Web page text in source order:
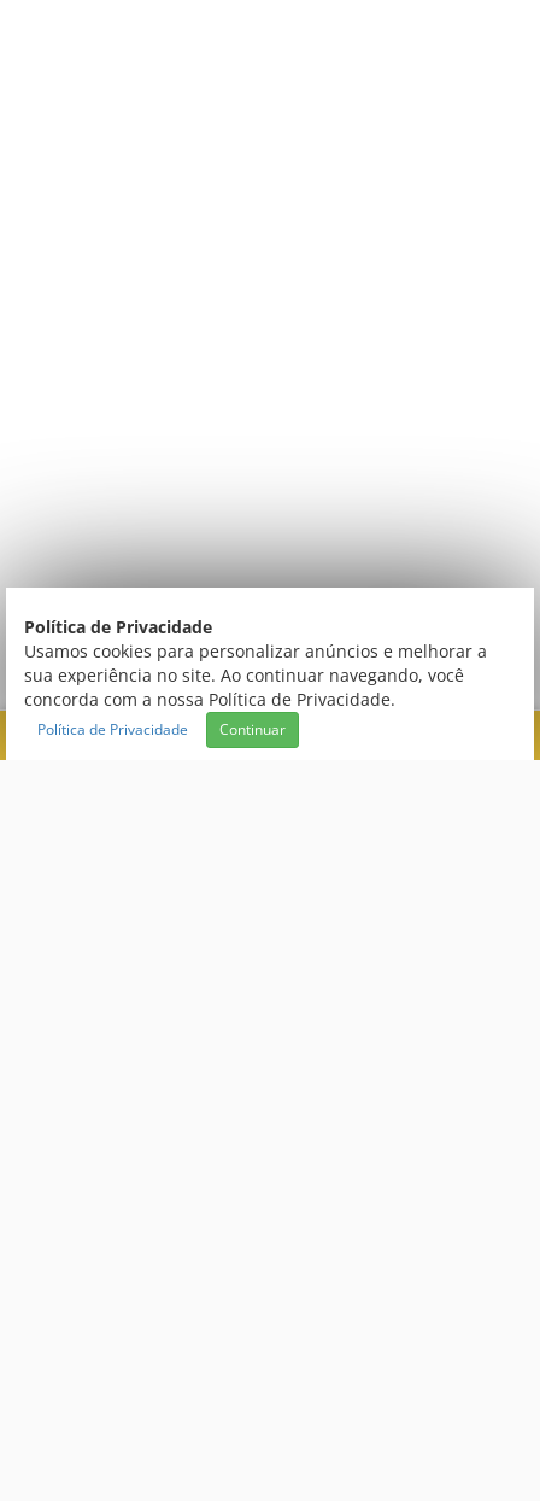
Política de Privacidade
Usamos cookies para personalizar anúncios e melhorar a
sua experiência no site. Ao continuar navegando, você
concorda com a nossa Política de Privacidade.
Política de Privacidade Continuar
FILTRAR